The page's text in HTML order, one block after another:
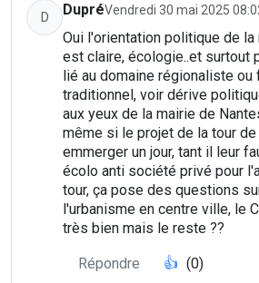
D DupréVendredi 30 mai 2025
Oui l'orientation politique de la
est claire, écologie..et surtout
lié au domaine régionaliste ou
traditionnel, voir dérive
aux yeux de la mairie de
même si le projet de la tour
emmerger un jour, tant il leur
écolo anti société privé pour
tour, ça pose des questions
l'urbanisme en centre ville, le
très bien mais le reste ??
Répondre 👍 (0)